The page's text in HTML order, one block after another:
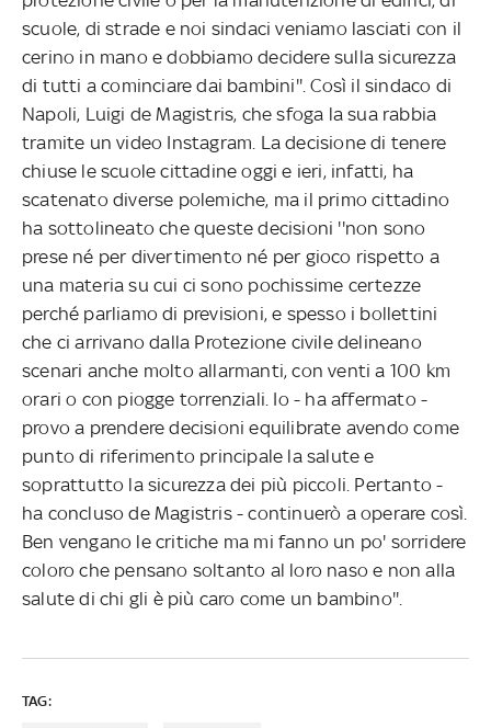
scuole, di strade e noi sindaci veniamo lasciati con il
cerino in mano e dobbiamo decidere sulla sicurezza
di tutti a cominciare dai bambini''. Così il sindaco di
Napoli, Luigi de Magistris, che sfoga la sua rabbia
tramite un video Instagram. La decisione di tenere
chiuse le scuole cittadine oggi e ieri, infatti, ha
scatenato diverse polemiche, ma il primo cittadino
ha sottolineato che queste decisioni ''non sono
prese né per divertimento né per gioco rispetto a
una materia su cui ci sono pochissime certezze
perché parliamo di previsioni, e spesso i bollettini
che ci arrivano dalla Protezione civile delineano
scenari anche molto allarmanti, con venti a 100 km
orari o con piogge torrenziali. Io - ha affermato -
provo a prendere decisioni equilibrate avendo come
punto di riferimento principale la salute e
soprattutto la sicurezza dei più piccoli. Pertanto -
ha concluso de Magistris - continuerò a operare così.
Ben vengano le critiche ma mi fanno un po' sorridere
coloro che pensano soltanto al loro naso e non alla
salute di chi gli è più caro come un bambino''.
TAG: